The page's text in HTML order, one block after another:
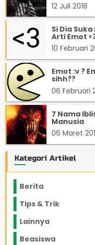
12 Juli 2018
Si Dia
Arti Emot
10 Februari
Emot :v ?
sihh??
06 Februari
7 Nama
Manusia
06 Maret
Kategori Artikel
Berita
Tips & Trik
Lainnya
Beasiswa